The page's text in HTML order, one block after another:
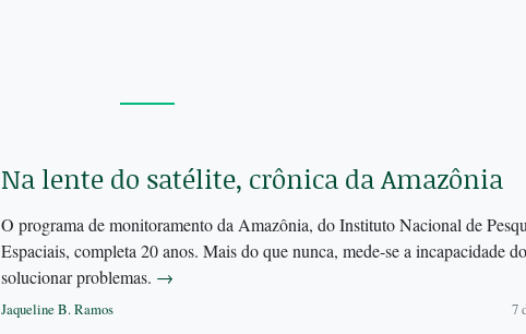
Na lente do satélite, crônica da Amazônia
O programa de monitoramento da Amazônia, do Instituto Nacional de
Espaciais, completa 20 anos. Mais do que nunca, mede-se a incapacidade
solucionar problemas. →
Jaqueline B. Ramos 7